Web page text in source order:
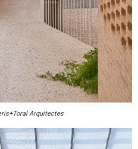
Arquitectes